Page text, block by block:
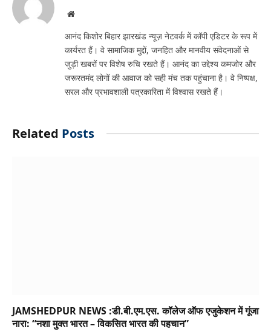
Website
आनंद किशोर बिहार झारखंड न्यूज़ नेटवर्क में कॉपी एडिटर के रूप में
कार्यरत हैं। वे सामाजिक मुद्दों, जनहित और मानवीय संवेदनाओं से
जुड़ी खबरों पर विशेष रुचि रखते हैं। आनंद का उद्देश्य कमजोर और
जरूरतमंद लोगों की आवाज को सही मंच तक पहुंचाना है। वे निष्पक्ष,
सरल और प्रभावशाली पत्रकारिता में विश्वास रखते हैं।
Related Posts
JAMSHEDPUR NEWS :डी.बी.एम.एस. कॉलेज ऑफ एजुकेशन में गूंजा
नारा: “नशा मुक्त भारत – विकसित भारत की पहचान”